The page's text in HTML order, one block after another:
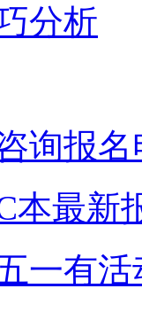
分析
询报名
本最新
一有活